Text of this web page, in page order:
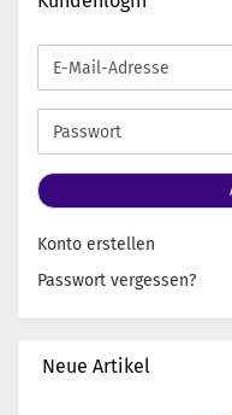
E-
Mail-
Adresse
Passwort
Konto erstellen
Passwort vergessen?
Neue Artikel